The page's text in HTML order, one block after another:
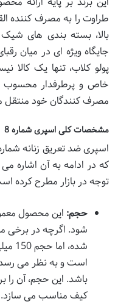
طراوت را به مصرف کننده
بالا، بسته بندی های
جایگاه ویژه ای در میان
پولو کلاب، تنها یک کالا
خاص و پرطرفدار
مصرف کنندگان خود منتقل
مشخصات کلی اسپری شماره 8
که در ادامه به آن اشاره
توجه در بازار مطرح کرده
حجم:
است و به نظر می
باشد. این حجم، آن را
کیف مناسب می سازد.